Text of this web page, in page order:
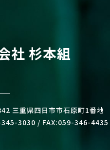
社 杉本組
三重県四⽇市市⽯原町1番地
3030 / FAX:059-346-4435